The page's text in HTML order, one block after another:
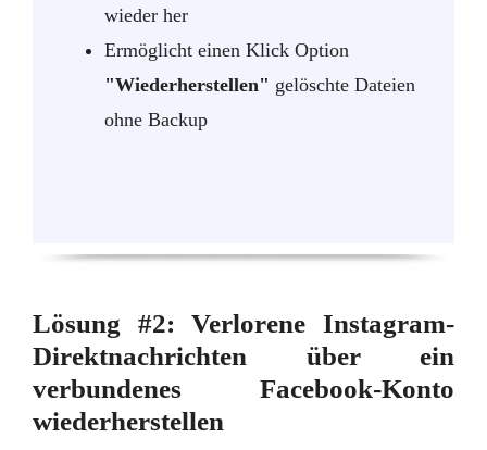
wieder her
Ermöglicht einen Klick Option
"Wiederherstellen" gelöschte Dateien
ohne Backup
Lösung #2: Verlorene Instagram-
Direktnachrichten über ein
verbundenes Facebook-Konto
wiederherstellen